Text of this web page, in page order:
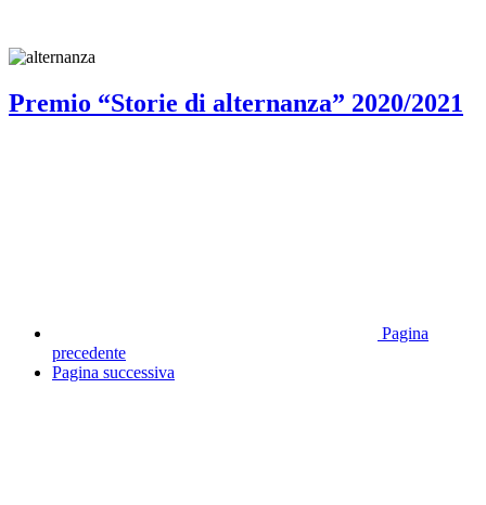
Premio “Storie di alternanza” 2020/2021
Pagina
precedente
Pagina successiva